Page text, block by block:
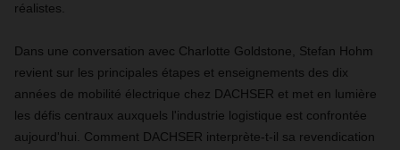
réalistes.
Dans une conversation avec Charlotte Goldstone, Stefan Hohm
revient sur les principales étapes et enseignements des dix
années de mobilité électrique chez DACHSER et met en lumière
les défis centraux auxquels l'industrie logistique est confrontée
aujourd'hui. Comment DACHSER interprète-t-il sa revendication